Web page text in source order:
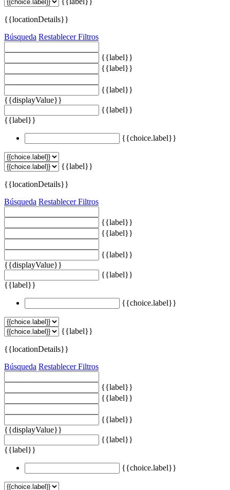
{{locationDetails}}
Búsqueda Restablecer Filtros
{{label}}
{{label}}
{{label}}
{{displayValue}}
{{label}}
{{label}}
{{choice.label}}
{{label}}
{{locationDetails}}
Búsqueda Restablecer Filtros
{{label}}
{{label}}
{{label}}
{{displayValue}}
{{label}}
{{label}}
{{choice.label}}
{{label}}
{{locationDetails}}
Búsqueda Restablecer Filtros
{{label}}
{{label}}
{{label}}
{{displayValue}}
{{label}}
{{label}}
{{choice.label}}